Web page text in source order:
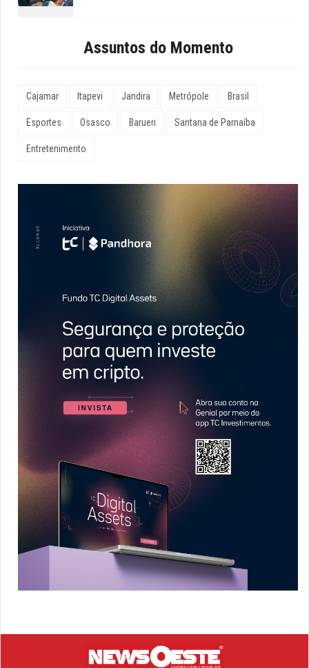
Assuntos do Momento
Cajamar Itapevi Jandira Metrópole Brasil
Esportes Osasco Barueri Santana de Parnaíba
Entretenimento